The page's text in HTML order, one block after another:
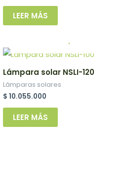
LEER MÁS
.
Lámpara solar NSLI-120
Lámparas solares
$ 10.055.000
LEER MÁS